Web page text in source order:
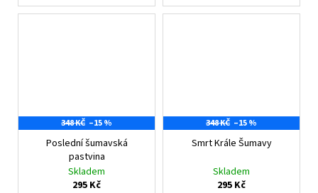
348 KČ –15 %
Poslední šumavská
pastvina
Skladem
295 Kč
348 KČ –15 %
Smrt Krále Šumavy
Skladem
295 Kč